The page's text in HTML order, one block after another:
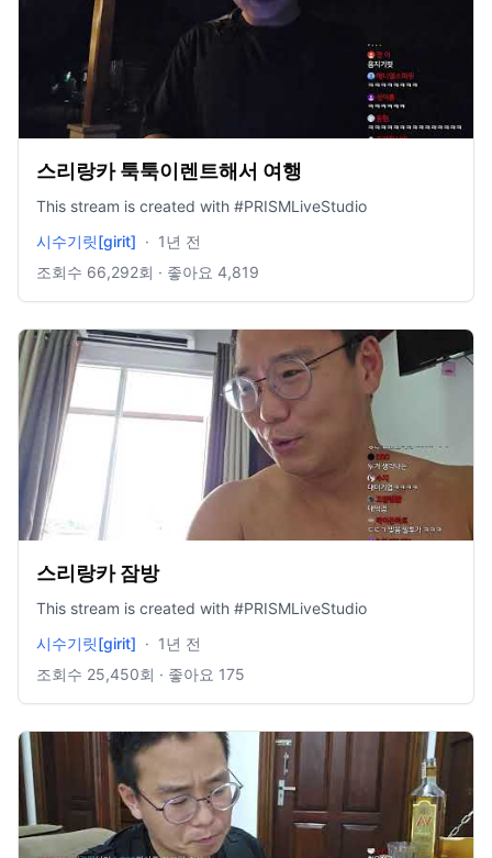
스리랑카 툭툭이렌트해서 여행
This stream is created with #PRISMLiveStudio
시수기릿[girit] · 1년 전
조회수 66,292회 · 좋아요 4,819
스리랑카 잠방
This stream is created with #PRISMLiveStudio
시수기릿[girit] · 1년 전
조회수 25,450회 · 좋아요 175